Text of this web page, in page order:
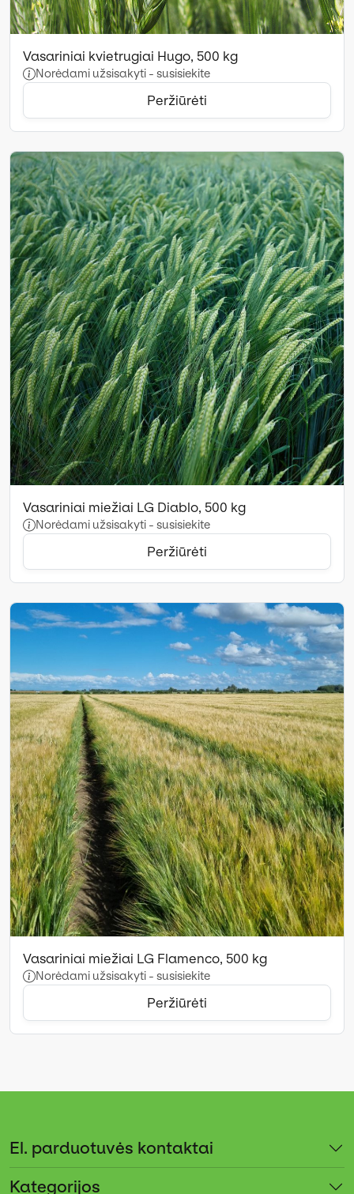
Vasariniai kvietrugiai Hugo, 500 kg
Norėdami užsisakyti - susisiekite
Peržiūrėti
Vasariniai miežiai LG Diablo, 500 kg
Norėdami užsisakyti - susisiekite
Peržiūrėti
Vasariniai miežiai LG Flamenco, 500 kg
Norėdami užsisakyti - susisiekite
Peržiūrėti
El. parduotuvės kontaktai
Kategorijos